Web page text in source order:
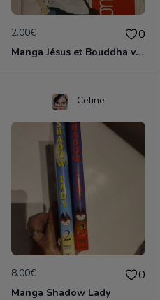
2.00€ 0
Manga Jésus et Bouddha vol 1
Celine
8.00€ 0
Manga Shadow Lady